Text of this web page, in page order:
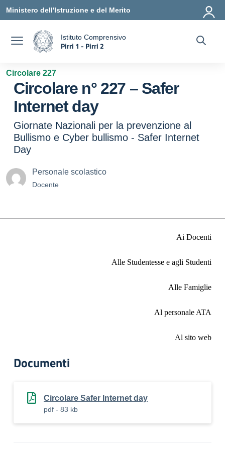
Vai ai contenuti
Vai al menu di navigazione
Vai al footer
Ministero dell'Istruzione e del Merito
Istituto Comprensivo
Pirri 1 - Pirri 2
Circolare 227
Circolare n° 227 – Safer
Internet day
Giornate Nazionali per la prevenzione al
Bullismo e Cyber bullismo - Safer Internet
Day
Personale scolastico
Docente
Ai Docenti
Alle Studentesse e agli Studenti
Alle Famiglie
Al personale ATA
Al sito web
Documenti
Circolare Safer Internet day
pdf - 83 kb